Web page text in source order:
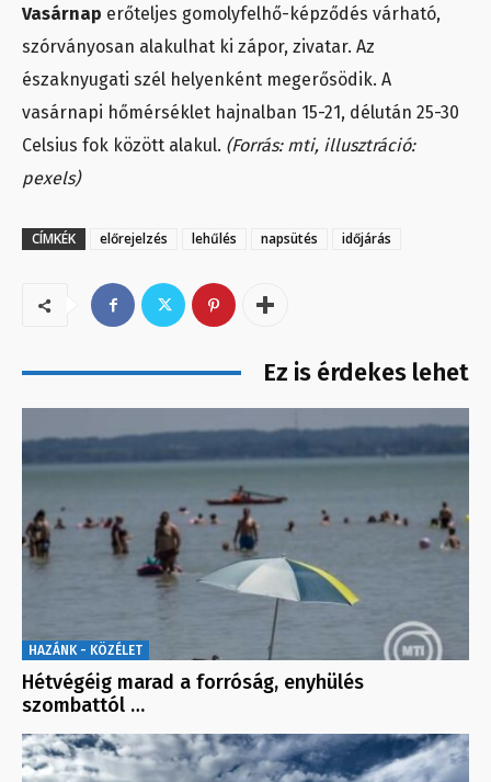
Vasárnap erőteljes gomolyfelhő-képződés várható,
szórványosan alakulhat ki zápor, zivatar. Az
északnyugati szél helyenként megerősödik. A
vasárnapi hőmérséklet hajnalban 15-21, délután 25-30
Celsius fok között alakul. (Forrás: mti, illusztráció:
pexels)
CÍMKÉK előrejelzés lehűlés napsütés időjárás
Ez is érdekes lehet
HAZÁNK - KÖZÉLET
Hétvégéig marad a forróság, enyhülés
szombattól …